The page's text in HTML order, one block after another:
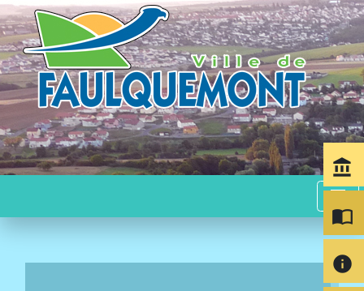
menu
account_balance
import_contacts
info